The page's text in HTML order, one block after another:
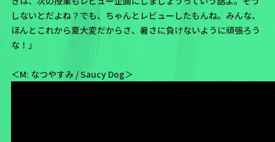
しないとだよね？でも、ちゃんとレビューしたもんね。みんな、
ほんとこれから夏大変だからさ、暑さに負けないように頑張ろう
な！」
＜M: なつやすみ / Saucy Dog＞